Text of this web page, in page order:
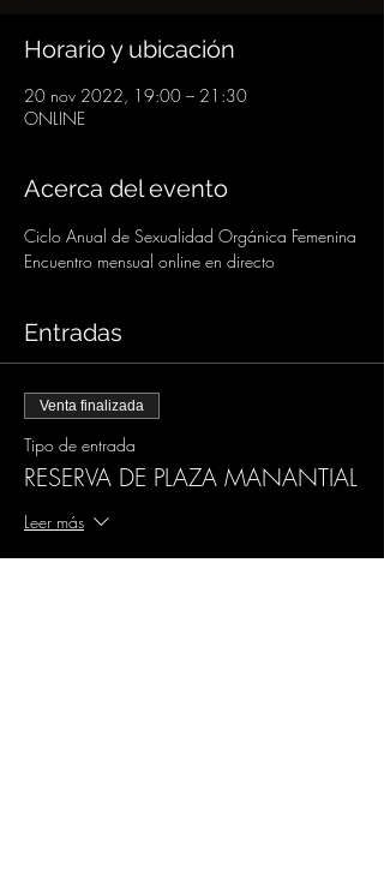
Horario y ubicación
20 nov 2022, 19:00 – 21:30
ONLINE
Acerca del evento
Ciclo Anual de Sexualidad Orgánica Femenina
Encuentro mensual online en directo
Entradas
Venta finalizada
Tipo de entrada
RESERVA DE PLAZA MANANTIAL
Leer más